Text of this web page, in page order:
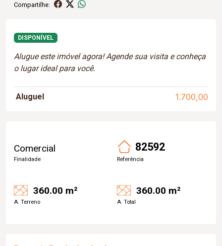
Compartilhe:
DISPONÍVEL
Alugue este imóvel agora! Agende sua visita e conheça
o lugar ideal para você.
Aluguel 1.700,00
Comercial
Finalidade
82592
Referência
360.00 m²
A. Terreno
360.00 m²
A. Total